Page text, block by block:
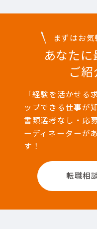
まずはお
あなた
ご紹
「経験を活かせる
ップできる仕事が
書類選考なし・応
ーディネーターが
す！
転職相